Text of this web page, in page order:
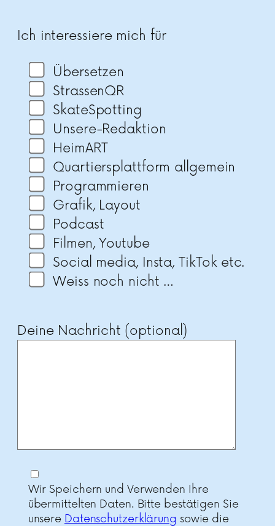
Ich interessiere mich für
Übersetzen
StrassenQR
SkateSpotting
Unsere-Redaktion
HeimART
Quartiersplattform allgemein
Programmieren
Grafik, Layout
Podcast
Filmen, Youtube
Social media, Insta, TikTok etc.
Weiss noch nicht …
Deine Nachricht (optional)
Wir Speichern und Verwenden Ihre
übermittelten Daten. Bitte bestätigen Sie
unsere Datenschutzerklärung sowie die